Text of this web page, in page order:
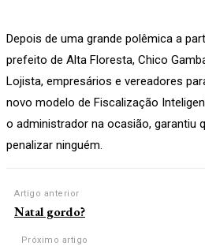
Depois de uma grande polêmica a
prefeito de Alta Floresta, Chico
Lojista, empresários e vereadores
novo modelo de Fiscalização
o administrador na ocasião, garantiu
penalizar ninguém.
Artigo anterior
Natal gordo?
Próximo artigo